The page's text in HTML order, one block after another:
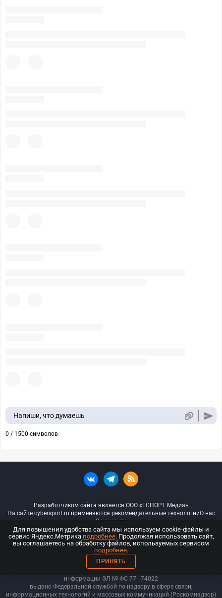
Напиши, что думаешь
0 / 1500 символов
Разработчиком сайта является ООО «ЕСПОРТ Медиа»
На сайте cybersport.ru применяются рекомендательные технологииО нас
Документы
© ООО «Киберспорт.ру» — Все права защищены
18+
ООО «Киберспорт.ру». Свидетельство о регистрации средств массовой
информации ЭЛ № ФС 77 - 74022
выдано Федеральной службой по надзору в сфере связи,
информационных технологий и массовых коммуникаций (Роскомнадзор)
Для повышения удобства сайта мы используем cookie-файлы и
сервис Яндекс.Метрика подробнее. Продолжая использовать сайт,
вы соглашаетесь на обработку файлов, используемых сервисом
подробнее.
ПРИНЯТЬ